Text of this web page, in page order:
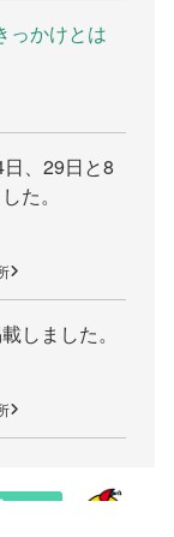
っかけとは
、29日と8
た。
しました。